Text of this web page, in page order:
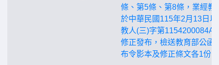
條、第5條、第8條，業經教
於中華民國115年2月13日以
教人(三)字第1154200084A
修正發布，檢送教育部公函
布令影本及修正條文各1份